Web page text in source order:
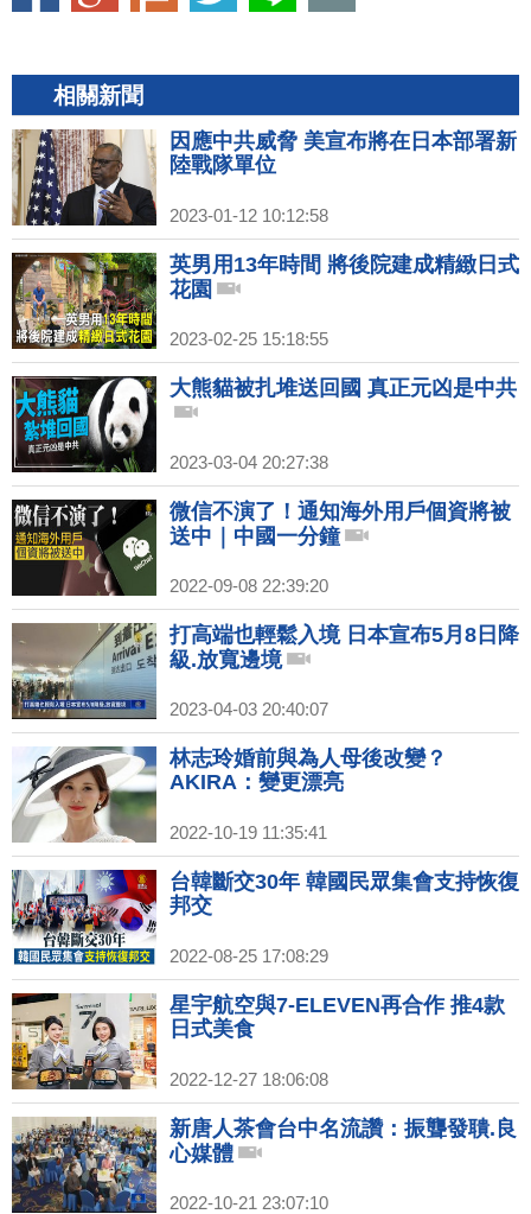
相關新聞
因應中共威脅 美宣布將在日本部署新
陸戰隊單位
2023-01-12 10:12:58
英男用13年時間 將後院建成精緻日式
花園
2023-02-25 15:18:55
大熊貓被扎堆送回國 真正元凶是中共
2023-03-04 20:27:38
微信不演了！通知海外用戶個資將被
送中｜中國一分鐘
2022-09-08 22:39:20
打高端也輕鬆入境 日本宣布5月8日降
級.放寬邊境
2023-04-03 20:40:07
林志玲婚前與為人母後改變？
AKIRA：變更漂亮
2022-10-19 11:35:41
台韓斷交30年 韓國民眾集會支持恢復
邦交
2022-08-25 17:08:29
星宇航空與7-ELEVEN再合作 推4款
日式美食
2022-12-27 18:06:08
新唐人茶會台中名流讚：振聾發聵.良
心媒體
2022-10-21 23:07:10